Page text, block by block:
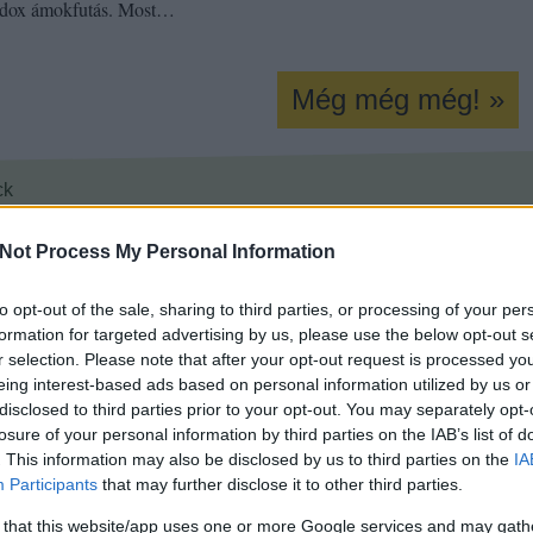
Process My Personal Information
opt-out of the sale, sharing to third parties, or processing of your
for targeted advertising by us, please use the below opt-out
selection. Please note that after your opt-out request is processed
interest-based ads based on personal information utilized by us
to third parties prior to your opt-out. You may separately
of your personal information by third parties on the IAB’s list of
This information may also be disclosed by us to third parties on the
Participants that may further disclose it to other third parties.
that this website/app uses one or more Google services and may
ámokfutás. Most…
Még még még! »
is!
Tetszik 0